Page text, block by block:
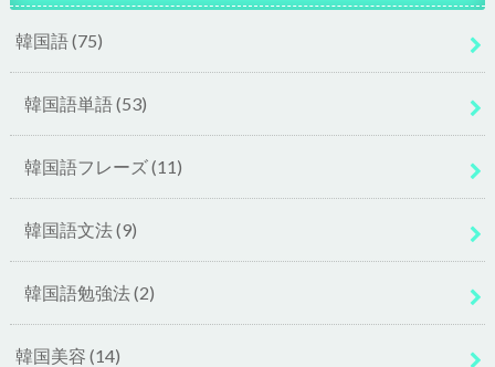
韓国語(75)
韓国語単語(53)
韓国語フレーズ(11)
韓国語文法(9)
韓国語勉強法(2)
韓国美容 (14)